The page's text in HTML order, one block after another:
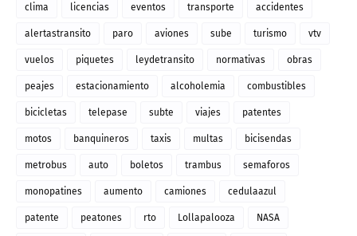
clima licencias eventos transporte accidentes
alertastransito paro aviones sube turismo vtv
vuelos piquetes leydetransito normativas obras
peajes estacionamiento alcoholemia combustibles
bicicletas telepase subte viajes patentes
motos banquineros taxis multas bicisendas
metrobus auto boletos trambus semaforos
monopatines aumento camiones cedulaazul
patente peatones rto Lollapalooza NASA